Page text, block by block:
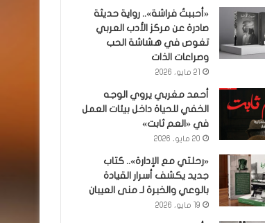
«أحببتُ فراشة».. رواية حديثة
صادرة عن مركز الأدب العربي
تغوص في هشاشة الحب
وصراعات الذات
21 مايو، 2026
أحمد مغربي يروي الوجه
الخفي للحياة داخل بيئات العمل
في «العم ثابت»
20 مايو، 2026
«رحلتي مع الإدارة».. كتاب
جديد يكشف أسرار القيادة
بالوعي والخبرة لـ منى العيبان
19 مايو، 2026